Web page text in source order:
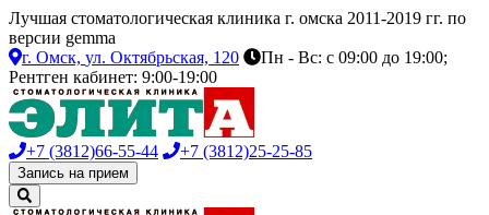
Лучшая стоматологическая клиника г. омска 2011-2019 гг. по
версии gemma
г. Омск, ул. Октябрьская, 120
Пн - Вс: с 09:00 до 19:00;
Рентген кабинет: 9:00-19:00
+7 (3812)66-55-44 +7 (3812)25-25-85
Запись на прием